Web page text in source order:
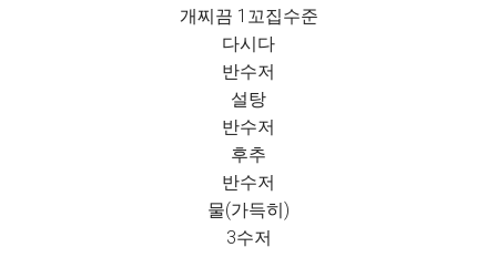
개찌끔 1꼬집수준
다시다
반수저
설탕
반수저
후추
반수저
물(가득히)
3수저